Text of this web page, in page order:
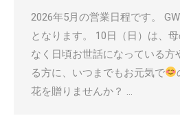
2026年5月の営業日程です。
となります。 10日（日）は、母
なく日頃お世話になっている方
る方に、いつまでもお元気で
花を贈りませんか？ …